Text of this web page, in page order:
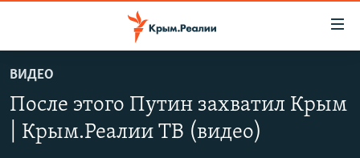
основному
содержанию
Вернутся
НОВОСТИ
СПЕЦПРОЕКТЫ
ГРУЗ 200
ВОДА
ВИДЕО
После этого Путин захватил Крым
| Крым.Реалии ТВ (видео)